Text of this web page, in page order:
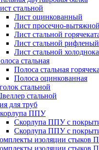
стальной
Лист оцинкованный
Лист просечно-
Лист стальной
Лист стальной рифленый
Лист стальной
стальная
Полоса стальная
Полоса оцинкованная
стальной
стальной
для труб
ППУ
Скорлупа ППУ с
Скорлупа ППУ с
изоляции
изоляции стыков